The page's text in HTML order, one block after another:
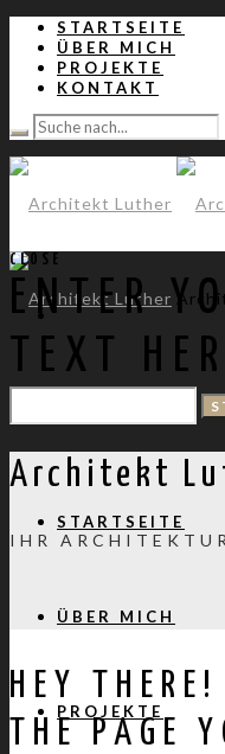
STARTSEITE
ÜBER MICH
PROJEKTE
KONTAKT
STARTSEITE
ÜBER MICH
PROJEKTE
CLOSE
ENTER
TEXT
Architekt
IHR
HEY
THE PAGE